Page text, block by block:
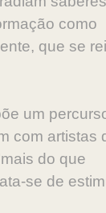
como
que se
um
com artistas
do que
se de